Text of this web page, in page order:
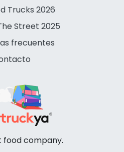
Trucks 2026
Street 2025
frecuentes
food company.